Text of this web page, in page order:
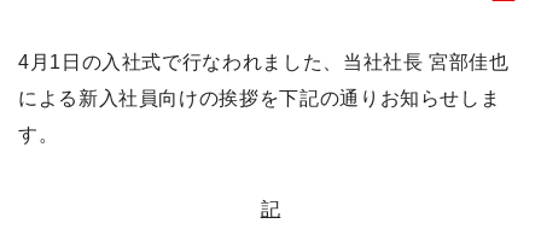
4月1日の入社式で行なわれました、当社社長 宮部佳也
による新入社員向けの挨拶を下記の通りお知らせしま
す。
記